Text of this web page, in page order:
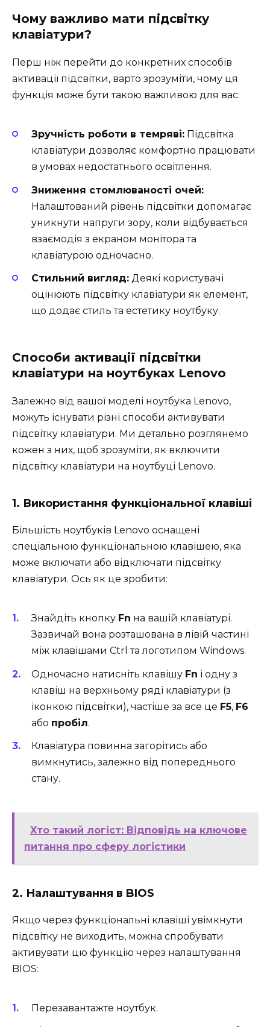
Чому важливо мати підсвітку
клавіатури?
Перш ніж перейти до конкретних способів
активації підсвітки, варто зрозуміти, чому ця
функція може бути такою важливою для вас:
Зручність роботи в темряві: Підсвітка
клавіатури дозволяє комфортно працювати
в умовах недостатнього освітлення.
Зниження стомлюваності очей:
Налаштований рівень підсвітки допомагає
уникнути напруги зору, коли відбувається
взаємодія з екраном монітора та
клавіатурою одночасно.
Стильний вигляд: Деякі користувачі
оцінюють підсвітку клавіатури як елемент,
що додає стиль та естетику ноутбуку.
Способи активації підсвітки
клавіатури на ноутбуках Lenovo
Залежно від вашої моделі ноутбука Lenovo,
можуть існувати різні способи активувати
підсвітку клавіатури. Ми детально розглянемо
кожен з них, щоб зрозуміти, як включити
підсвітку клавіатури на ноутбуці Lenovo.
1. Використання функціональної клавіші
Більшість ноутбуків Lenovo оснащені
спеціальною функціональною клавішею, яка
може включати або відключати підсвітку
клавіатури. Ось як це зробити:
Знайдіть кнопку Fn на вашій клавіатурі.
Зазвичай вона розташована в лівій частині
між клавішами Ctrl та логотипом Windows.
Одночасно натисніть клавішу Fn і одну з
клавіш на верхньому ряді клавіатури (з
іконкою підсвітки), частіше за все це F5, F6
або пробіл.
Клавіатура повинна загорітись або
вимкнутись, залежно від попереднього
стану.
Хто такий логіст: Відповідь на ключове
питання про сферу логістики
2. Налаштування в BIOS
Якщо через функціональні клавіші увімкнути
підсвітку не виходить, можна спробувати
активувати цю функцію через налаштування
BIOS:
Перезавантажте ноутбук.